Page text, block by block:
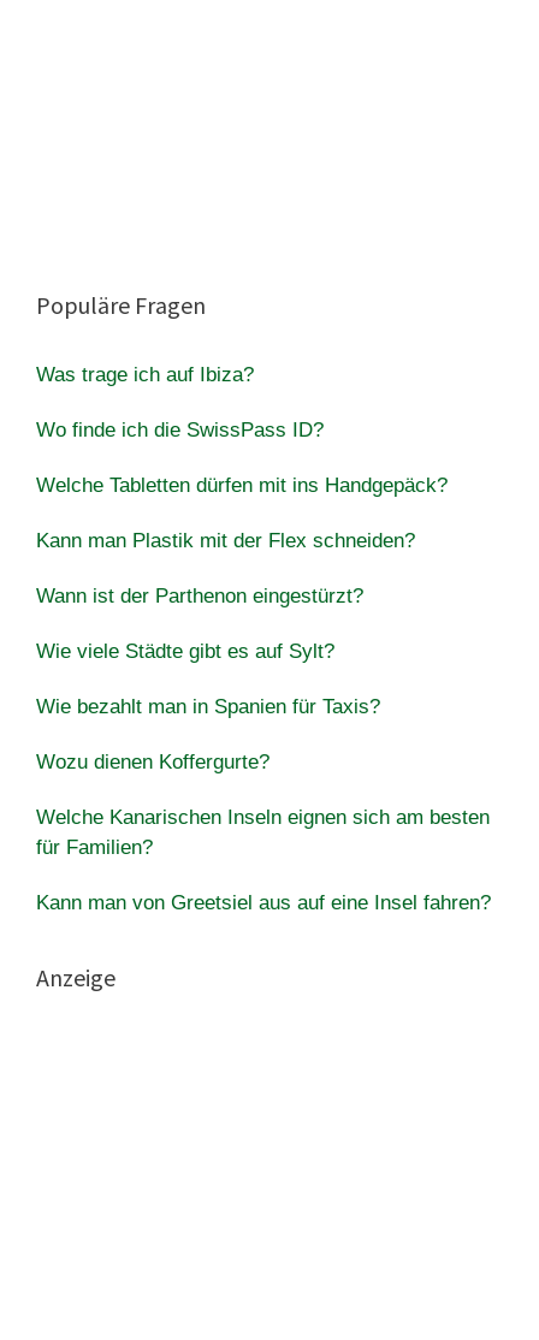
Populäre Fragen
Was trage ich auf Ibiza?
Wo finde ich die SwissPass ID?
Welche Tabletten dürfen mit ins Handgepäck?
Kann man Plastik mit der Flex schneiden?
Wann ist der Parthenon eingestürzt?
Wie viele Städte gibt es auf Sylt?
Wie bezahlt man in Spanien für Taxis?
Wozu dienen Koffergurte?
Welche Kanarischen Inseln eignen sich am besten
für Familien?
Kann man von Greetsiel aus auf eine Insel fahren?
Anzeige